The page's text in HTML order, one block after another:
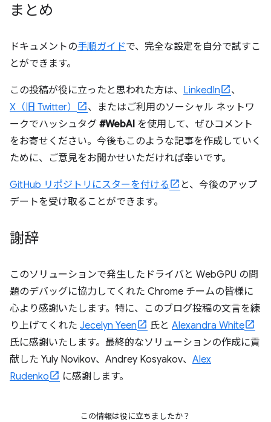
まとめ
ドキュメントの手順ガイドで、完全な設定を自分で試すこ
とができます。
この投稿が役に立ったと思われた方は、 LinkedIn
、
X（旧 Twitter）
、またはご利用のソーシャル ネットワ
ークでハッシュタグ #WebAI を使用して、ぜひコメント
をお寄せください。今後もこのような記事を作成していく
ために、ご意見をお聞かせいただければ幸いです。
GitHub リポジトリにスターを付ける
と、今後のアップ
デートを受け取ることができます。
謝辞
このソリューションで発生したドライバと WebGPU の問
題のデバッグに協力してくれた Chrome チームの皆様に
心より感謝いたします。特に、このブログ投稿の文言を練
り上げてくれた Jecelyn Yeen 氏と Alexandra White
氏に感謝いたします。最終的なソリューションの作成に貢
献した Yuly Novikov、Andrey Kosyakov、 Alex
Rudenko
に感謝します。
この情報は役に立ちましたか？